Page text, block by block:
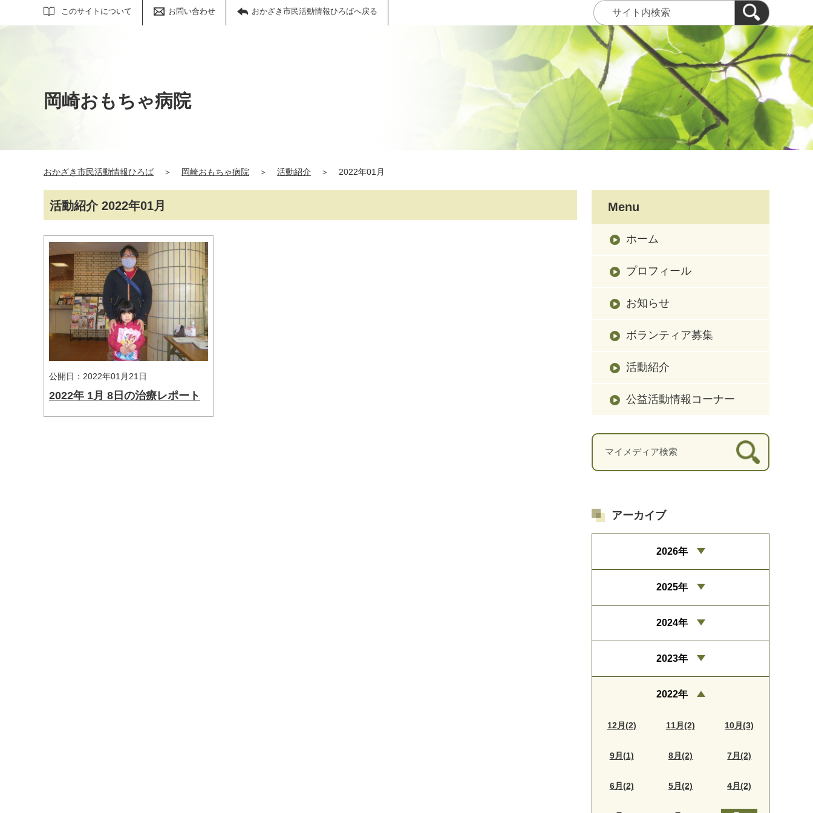
このサイトについて お問い合わせ おかざき市民活動情報ひろばへ戻る
サイト内検索
岡崎おもちゃ病院
おかざき市民活動情報ひろば ＞ 岡崎おもちゃ病院 ＞ 活動紹介 ＞ 2022年01月
活動紹介 2022年01月
公開日：2022年01月21日
2022年 1月 8日の治療レポート
Menu
ホーム
プロフィール
お知らせ
ボランティア募集
活動紹介
公益活動情報コーナー
アーカイブ
2026年
2025年
2024年
2023年
2022年
12月(2) 11月(2) 10月(3)
9月(1) 8月(2) 7月(2)
6月(2) 5月(2) 4月(2)